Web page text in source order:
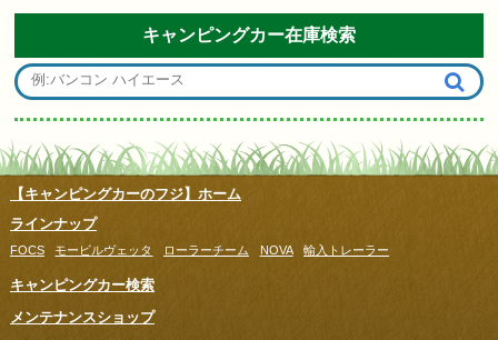
キャンピングカー在庫検索
【キャンピングカーのフジ】ホーム
ラインナップ
FOCS モービルヴェッタ ローラーチーム NOVA 輸入トレーラー
キャンピングカー検索
メンテナンスショップ